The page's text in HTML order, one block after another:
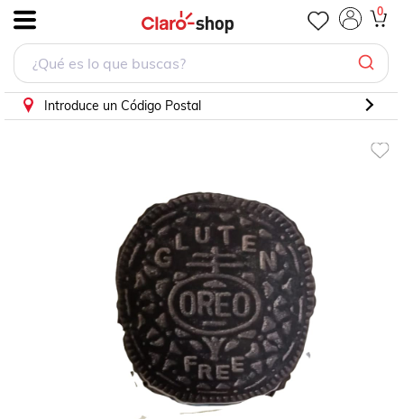
0
Introduce un Código Postal